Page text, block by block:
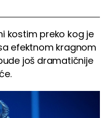
kostim preko kog je
efektnom kragnom
još dramatičnije